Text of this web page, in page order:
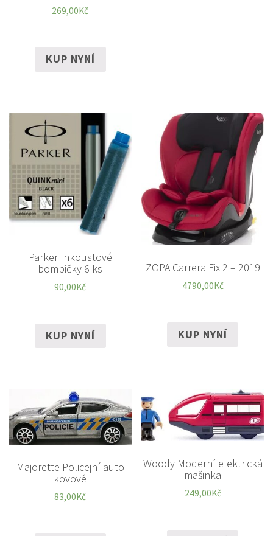
269,00Kč
KUP NYNÍ
Parker Inkoustové
bombičky 6 ks
90,00Kč
KUP NYNÍ
ZOPA Carrera Fix 2 – 2019
4790,00Kč
KUP NYNÍ
Majorette Policejní auto
kovové
83,00Kč
Woody Moderní elektrická
mašinka
249,00Kč